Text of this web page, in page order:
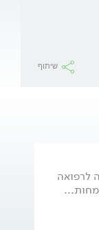
שיתוף
לרפואה